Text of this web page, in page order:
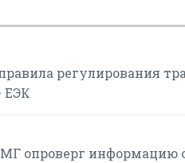
регулирования
ЕЭК
опроверг информацию